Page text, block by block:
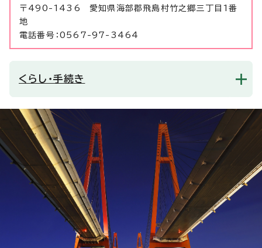
〒490-1436 愛知県海部郡飛島村竹之郷三丁目1番
地
電話番号：0567-97-3464
くらし・手続き